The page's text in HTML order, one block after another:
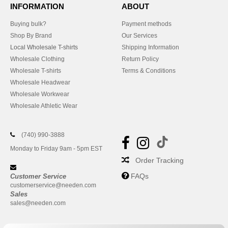
INFORMATION
Buying bulk?
Shop By Brand
Local Wholesale T-shirts
Wholesale Clothing
Wholesale T-shirts
Wholesale Headwear
Wholesale Workwear
Wholesale Athletic Wear
ABOUT
Payment methods
Our Services
Shipping Information
Return Policy
Terms & Conditions
(740) 990-3888
Monday to Friday 9am - 5pm EST
Customer Service
customerservice@needen.com
Sales
sales@needen.com
Order Tracking
FAQs